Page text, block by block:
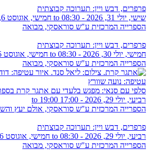
פרפרים, דבש ויין: תערוכה קבוצתית
שישי, יולי 31, 2026 - 08:30
חמישי, אוגוסט 6, 2026 - 05:29
הספרייה המרכזית ע"ש סוראסקי, מבואה
פרפרים, דבש ויין: תערוכה קבוצתית
חמישי, יולי 30, 2026 - 08:30
חמישי, אוגוסט 6, 2026 - 05:29
הספרייה המרכזית ע"ש סוראסקי, מבואה
סלפי עם סנאי: מפגש בלעדי עם אתגר קרת
רביעי, יולי 29, 2026 -
17:00
19:00
הספרייה המרכזית ע"ש סוראסקי, אולם יעץ
פרפרים, דבש ויין: תערוכה קבוצתית
רביעי, יולי 29, 2026 - 08:30
חמישי, אוגוסט 6, 2026 - 05:29
הספרייה המרכזית ע"ש סוראסקי, מבואה